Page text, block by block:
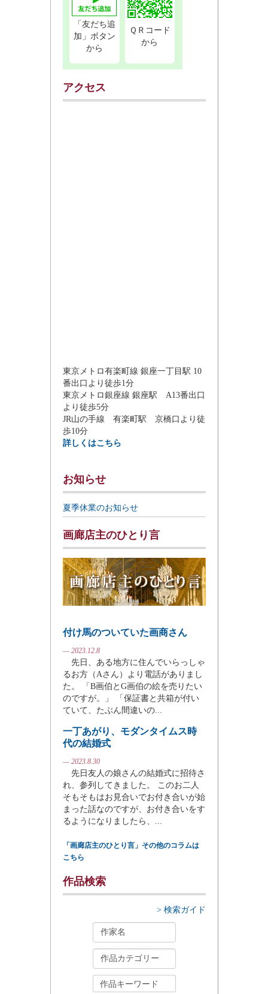
「友だち追
加」ボタン
から
ＱＲコード
から
アクセス
東京メトロ有楽町線 銀座一丁目駅 10
番出口より徒歩1分
東京メトロ銀座線 銀座駅 A13番出口
より徒歩5分
JR山の手線 有楽町駅 京橋口より徒
歩10分
詳しくはこちら
お知らせ
夏季休業のお知らせ
画廊店主のひとり言
付け馬のついていた画商さん
— 2023.12.8
先日、ある地方に住んでいらっしゃ
るお方（Aさん）より電話がありまし
た。 「B画伯とG画伯の絵を売りたい
のですが。」 「保証書と共箱が付い
ていて、たぶん間違いの...
一丁あがり、モダンタイムス時
代の結婚式
— 2023.8.30
先日友人の娘さんの結婚式に招待さ
れ、参列してきました。 このお二人
そもそもはお見合いでお付き合いが始
まった話なのですが、お付き合いをす
るようになりましたら、...
「画廊店主のひとり言」その他のコラムは
こちら
作品検索
> 検索ガイド